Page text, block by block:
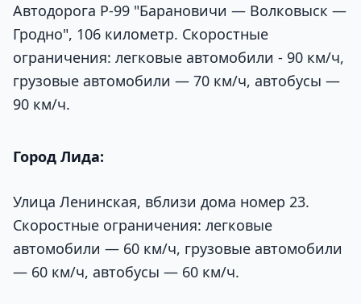
Автодорога Р-99 "Барановичи — Волковыск —
Гродно", 106 километр. Скоростные
ограничения: легковые автомобили - 90 км/ч,
грузовые автомобили — 70 км/ч, автобусы —
90 км/ч.
Город Лида:
Улица Ленинская, вблизи дома номер 23.
Скоростные ограничения: легковые
автомобили — 60 км/ч, грузовые автомобили
— 60 км/ч, автобусы — 60 км/ч.